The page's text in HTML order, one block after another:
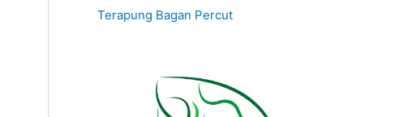
Terapung Bagan Percut